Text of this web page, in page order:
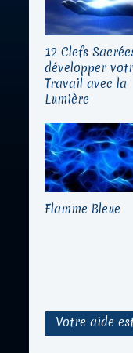
12 Clefs
développer
Travail avec la
Lumière
Flamme Bleue
Votre aide